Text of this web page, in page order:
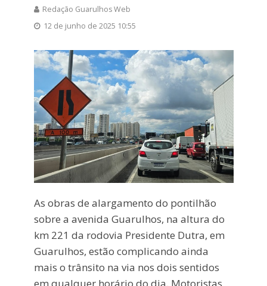
Redação Guarulhos Web
12 de junho de 2025 10:55
As obras de alargamento do pontilhão
sobre a avenida Guarulhos, na altura do
km 221 da rodovia Presidente Dutra, em
Guarulhos, estão complicando ainda
mais o trânsito na via nos dois sentidos
em qualquer horário do dia. Motoristas